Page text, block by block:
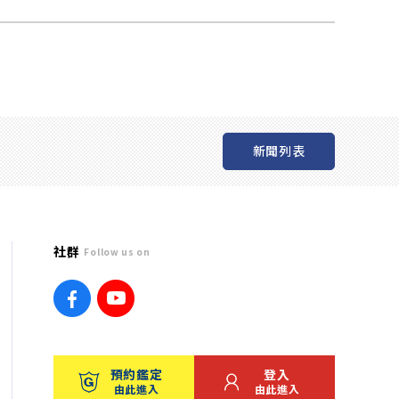
新聞列表
社群 Follow us on
預約鑑定
由此進入
登入
由此進入